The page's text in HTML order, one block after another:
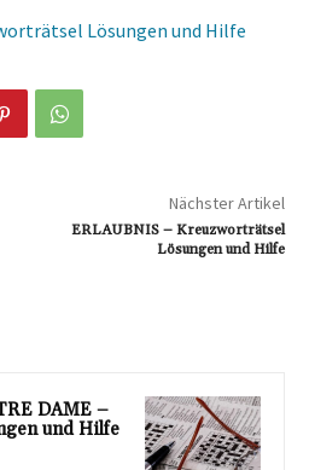
Lösungen und Hilfe
Nächster Artikel
ERLAUBNIS – Kreuzworträtsel
Lösungen und Hilfe
DAME –
und Hilfe